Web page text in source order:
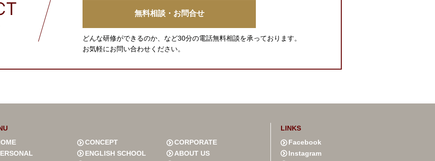
無料相談・お問合せ
どんな研修ができるのか、など30分の電話無料相談を承っております。
お気軽にお問い合わせください。
CONCEPT
CORPORATE
ENGLISH SCHOOL
ABOUT US
LINKS
Facebook
Instagram